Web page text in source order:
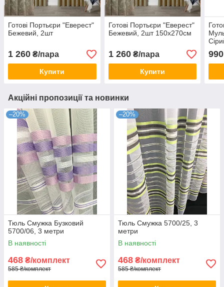
Готові Портьєри "Еверест"
Бежевий, 2шт
1 260 ₴/пара
Купити
Готові Портьєри "Еверест"
Бежевий, 2шт 150х270см
1 260₴/пара
Купити
990
Акційні пропозиції та новинки
–20%
Тюль Смужка Бузковий
5700/06, 3 метри
В наявності
468 ₴/комплект
585 ₴/комплект
–20%
Тюль Смужка 5700/25, 3
метри
В наявності
468 ₴/комплект
585 ₴/комплект